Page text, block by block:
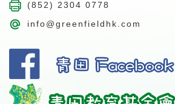
(852) 2304 0778
info@greenfieldhk.com